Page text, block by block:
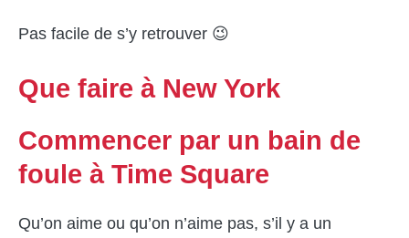
Pas facile de s’y retrouver 😉
Que faire à New York
Commencer par un bain de
foule à Time Square
Qu’on aime ou qu’on n’aime pas, s’il y a un